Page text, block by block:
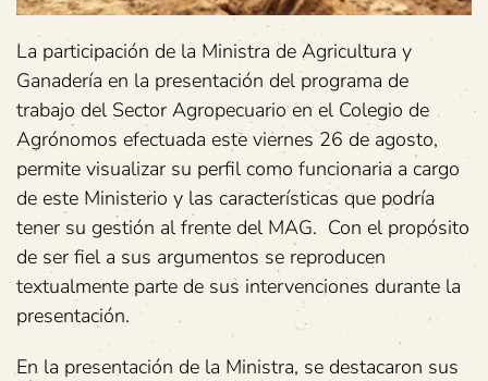
La participación de la Ministra de Agricultura y
Ganadería en la presentación del programa de
trabajo del Sector Agropecuario en el Colegio de
Agrónomos efectuada este viernes 26 de agosto,
permite visualizar su perfil como funcionaria a cargo
de este Ministerio y las características que podría
tener su gestión al frente del MAG. Con el propósito
de ser fiel a sus argumentos se reproducen
textualmente parte de sus intervenciones durante la
presentación.
En la presentación de la Ministra, se destacaron sus